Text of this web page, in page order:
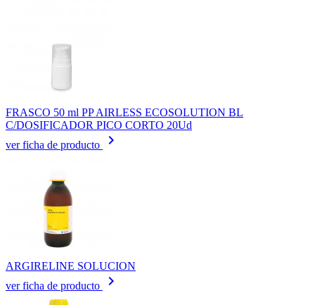
FRASCO 50 ml PP AIRLESS ECOSOLUTION BL
C/DOSIFICADOR PICO CORTO 20Ud
ver ficha de producto
keyboard_arrow_right
ARGIRELINE SOLUCION
ver ficha de producto
keyboard_arrow_right